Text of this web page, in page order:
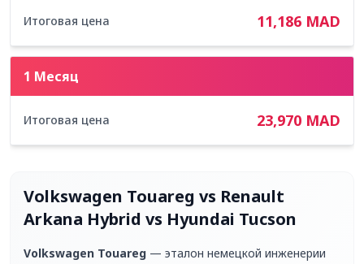
Итоговая цена 11,186 MAD
1 Месяц
Итоговая цена 23,970 MAD
Volkswagen Touareg vs Renault
Arkana Hybrid vs Hyundai Tucson
Volkswagen Touareg — эталон немецкой инженерии